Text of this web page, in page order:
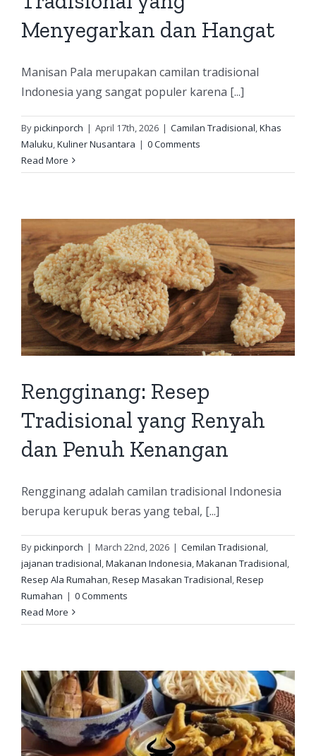
Menyegarkan dan Hangat
Manisan Pala merupakan camilan tradisional
Indonesia yang sangat populer karena [...]
Bypickinporch | April 17th, 2026 | Camilan Tradisional,Khas
Maluku,Kuliner Nusantara | 0 Comments
Read More
Rengginang: Resep
Tradisional yang Renyah
dan Penuh Kenangan
Rengginang adalah camilan tradisional Indonesia
berupa kerupuk beras yang tebal, [...]
Bypickinporch | March 22nd, 2026 | Cemilan Tradisional,
jajanan tradisional,Makanan Indonesia,Makanan Tradisional,
Resep Ala Rumahan,Resep Masakan Tradisional,Resep
Rumahan | 0 Comments
Read More